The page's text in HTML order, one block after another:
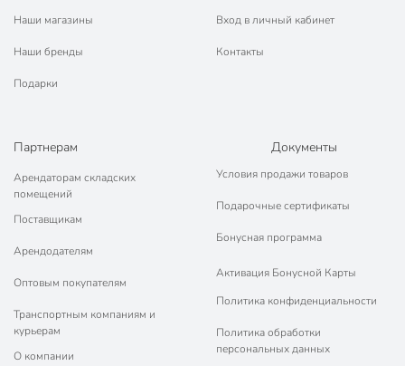
Наши магазины
Наши бренды
Подарки
Вход в личный кабинет
Контакты
Партнерам
Арендаторам складских
помещений
Поставщикам
Арендодателям
Оптовым покупателям
Транспортным компаниям и
курьерам
О компании
Документы
Условия продажи товаров
Подарочные сертификаты
Бонусная программа
Активация Бонусной Карты
Политика конфиденциальности
Политика обработки
персональных данных